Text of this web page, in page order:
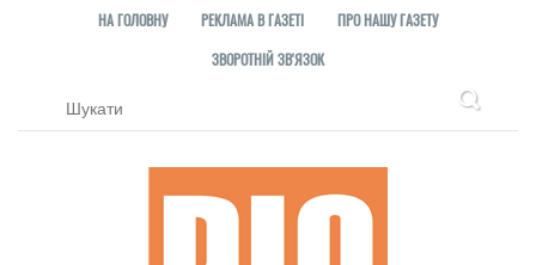
НА ГОЛОВНУ РЕКЛАМА В ГАЗЕТІ
ПРО НАШУ ГАЗЕТУ
ЗВОРОТНІЙ ЗВ'ЯЗОК